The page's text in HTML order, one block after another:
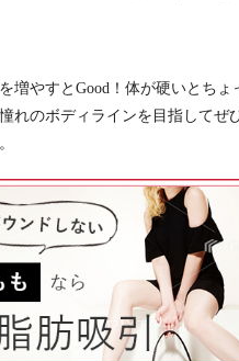
増やすとGood！体が硬いとちょ
れのボディラインを目指してぜ